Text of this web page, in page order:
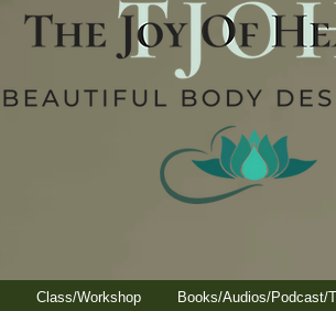
Class/Workshop Books/Audios/Podcast/